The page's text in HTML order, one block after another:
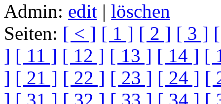
Admin: edit | löschen
Seiten: [ < ] [ 1 ] [ 2 ] [ 3 ]
] [ 11 ] [ 12 ] [ 13 ] [ 14 ] [
] [ 21 ] [ 22 ] [ 23 ] [ 24 ] [